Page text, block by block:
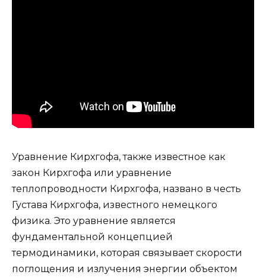
Уравнение Кирхгофа, также известное как
закон Кирхгофа или уравнение
теплопроводности Кирхгофа, названо в честь
Густава Кирхгофа, известного немецкого
физика. Это уравнение является
фундаментальной концепцией
термодинамики, которая связывает скорости
поглощения и излучения энергии объектом